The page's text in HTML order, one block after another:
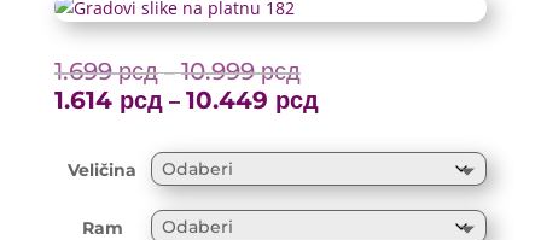
1.699рсд – 10.999рсдPrice
range:
through
10.999 рсд
1.614 рсд – 10.449 рсд
1.614 рсд
through
10.449 рсд
Veličina
Ram